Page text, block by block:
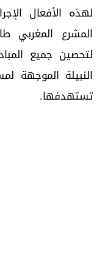
لهذه الأفعال
المشرع المغربي
لتحصين جميع
النبيلة الموجهة
تستهدفها.